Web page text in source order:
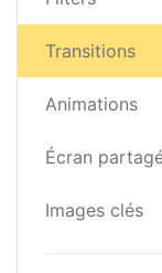
Transitions
Animations
Écran
Images clés